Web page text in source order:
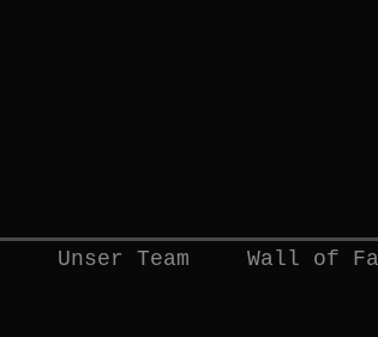
Unser Team Wall of